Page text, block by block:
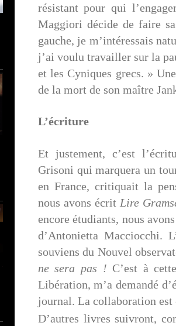
résistant pour qui
Maggiori décide de faire
gauche, je m’intéressais
j’ai voulu travailler sur la
et les Cyniques grecs. »
de la mort de son maître
L’écriture
Et justement, c’est
Grisoni qui marquera un
en France, critiquait la
nous avons écrit Lire
encore étudiants, nous
d’Antonietta Macciocchi.
souviens du Nouvel
ne sera pas ! C’est à
Libération, m’a demandé
journal. La collaboration est
D’autres livres suivront,